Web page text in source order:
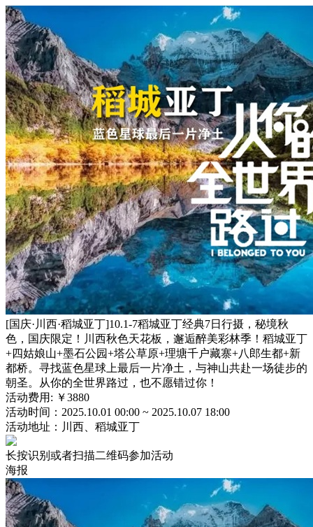
[国庆·川西·稻城亚丁]10.1-7稻城亚丁经典7日行摄，秘境秋
色，国庆限定！川西秋色天花板，邂逅醉美彩林季！稻城亚丁
+四姑娘山+墨石公园+塔公草原+理塘千户藏寨+八郎生都+新
都桥。寻找蓝色星球上最后一片净土，与神山共赴一场徒步的
朝圣。从你的全世界路过，也不愿错过你！
活动费用: ￥3880
活动时间： 2025.10.01 00:00 ~ 2025.10.07 18:00
活动地址：川西、稻城亚丁
长按识别或者扫描二维码参加活动
海报